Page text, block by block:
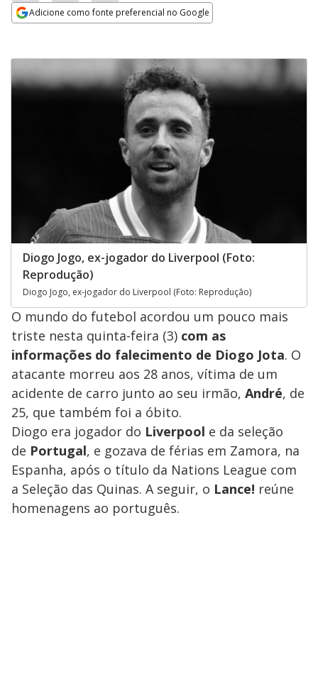
Adicione como fonte preferencial no Google
Diogo Jogo, ex-jogador do Liverpool (Foto:
Reprodução)
Diogo Jogo, ex-jogador do Liverpool (Foto: Reprodução)
O mundo do futebol acordou um pouco mais
triste nesta quinta-feira (3) com as
informações do falecimento de Diogo Jota. O
atacante morreu aos 28 anos, vítima de um
acidente de carro junto ao seu irmão, André, de
25, que também foi a óbito.
Diogo era jogador do Liverpool e da seleção
de Portugal, e gozava de férias em Zamora, na
Espanha, após o título da Nations League com
a Seleção das Quinas. A seguir, o Lance! reúne
homenagens ao português.